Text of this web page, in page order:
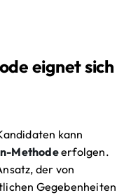
eignet sich
kann
Methodeerfolgen.
der von
Gegebenheiten